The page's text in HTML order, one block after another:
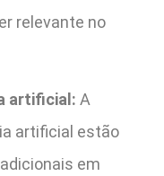
relevante no
artificial: A
artificial estão
em